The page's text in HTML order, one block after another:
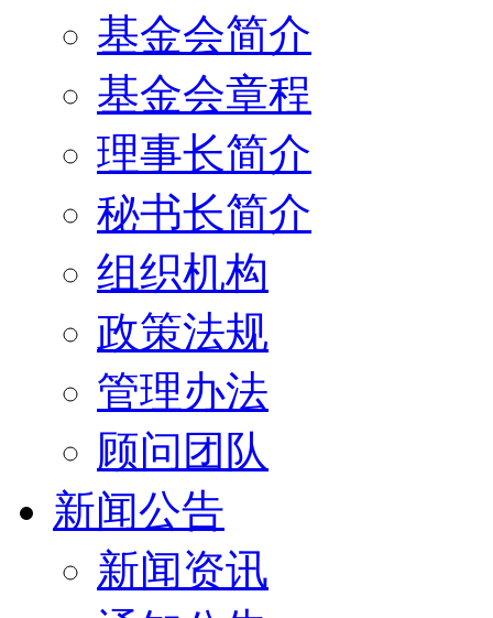
基金会简介
基金会章程
理事长简介
秘书长简介
组织机构
政策法规
管理办法
顾问团队
新闻公告
新闻资讯